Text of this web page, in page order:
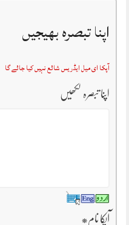
اپنا تبصرہ بھیجیں
آپکا ای میل ایڈریس شائع نہیں کیا جائے گا
اپنا تبصرہ لکھیں
آپکا نام*